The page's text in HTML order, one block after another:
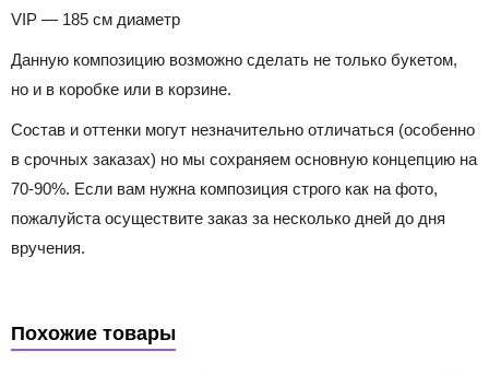
VIP — 185 см диаметр
Данную композицию возможно сделать не только букетом,
но и в коробке или в корзине.
Состав и оттенки могут незначительно отличаться (особенно
в срочных заказах) но мы сохраняем основную концепцию на
70-90%. Если вам нужна композиция строго как на фото,
пожалуйста осуществите заказ за несколько дней до дня
вручения.
Похожие товары